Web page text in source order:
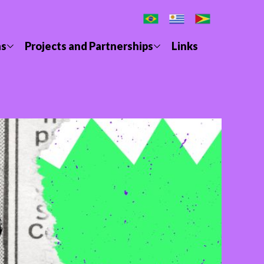
Manifesto 2024
Projects and Partnerships
National PRD
Links